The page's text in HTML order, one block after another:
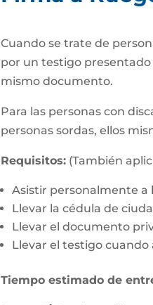
Cuando se trate de
por un testigo presentado
mismo documento.
Para las personas con
personas sordas, ellos
Requisitos: (También
Asistir personalmente a
Llevar la cédula de
Llevar el documento
Llevar el testigo cuando
Tiempo estimado de